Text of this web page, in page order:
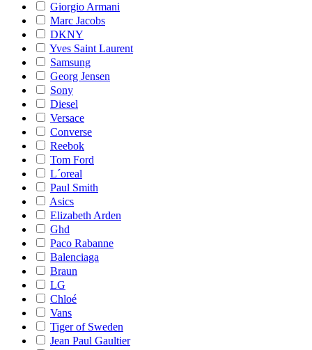
Giorgio Armani
Marc Jacobs
DKNY
Yves Saint Laurent
Samsung
Georg Jensen
Sony
Diesel
Versace
Converse
Reebok
Tom Ford
L´oreal
Paul Smith
Asics
Elizabeth Arden
Ghd
Paco Rabanne
Balenciaga
Braun
LG
Chloé
Vans
Tiger of Sweden
Jean Paul Gaultier